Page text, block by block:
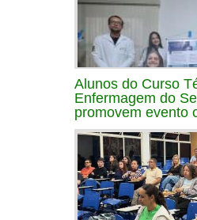
Alunos do Curso
Enfermagem do
promovem evento